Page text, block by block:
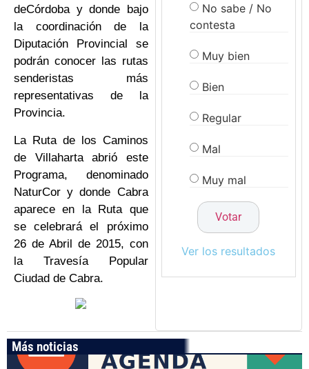
deCórdoba y donde bajo
la coordinación de la
Diputación Provincial se
podrán conocer las rutas
senderistas más
representativas de la
Provincia.
La Ruta de los Caminos
de Villaharta abrió este
Programa, denominado
NaturCor y donde Cabra
aparece en la Ruta que
se celebrará el próximo
26 de Abril de 2015, con
la Travesía Popular
Ciudad de Cabra.
No sabe / No
contesta
Muy bien
Bien
Regular
Mal
Muy mal
Ver los resultados
Más noticias